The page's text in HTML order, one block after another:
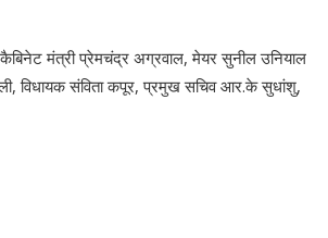
मंत्री प्रेमचंद्र अग्रवाल, मेयर सुनील उनियाल
विधायक संविता कपूर, प्रमुख सचिव आर.के सुधांशु,